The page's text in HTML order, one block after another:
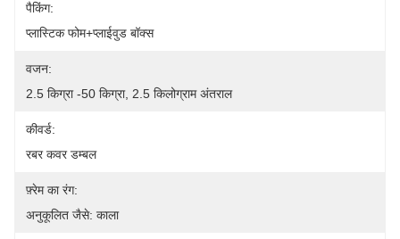
पैकिंग:
प्लास्टिक फोम+प्लाईवुड बॉक्स
वजन:
2.5 किग्रा -50 किग्रा, 2.5 किलोग्राम अंतराल
कीवर्ड:
रबर कवर डम्बल
फ़्रेम का रंग:
अनुकूलित जैसे: काला